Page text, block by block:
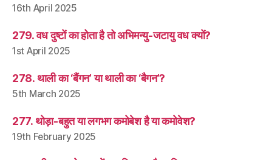
16th April 2025
279. वध दुष्टों का होता है तो अभिमन्यु-जटायु वध क्यों?
1st April 2025
278. थाली का ‘बैंगन’ या थाली का ‘बैगन’?
5th March 2025
277. थोड़ा-बहुत या लगभग कमोबेश है या कमोवेश?
19th February 2025